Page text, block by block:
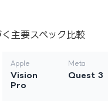
主要スペック比較
Apple
Vision
Pro
Meta
Quest 3